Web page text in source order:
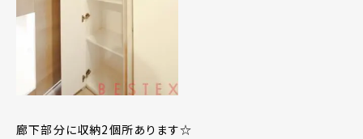
廊下部分に収納2個所あります☆